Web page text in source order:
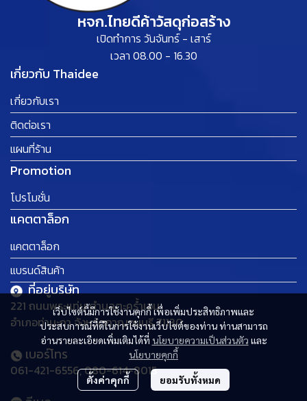
เว็บไซต์นี้มีการใช้งานคุกกี้ เพื่อเพิ่มประสิทธิภาพและ
ประสบการณ์ที่ดีในการใช้งานเว็บไซต์ของท่าน ท่านสามารถ
อ่านรายละเอียดเพิ่มเติมได้ที่ นโยบายความเป็นส่วนตัว และ
นโยบายคุกกี้
ตั้งค่าคุกกี้ ยอมรับทั้งหมด
หจก.ไทยดีค้าวัสดุก่อสร้าง
เปิดทำการ วันจันทร์ - เสาร์
เวลา 08.00 - 16.30
เกี่ยวกับ Thaidee
เกี่ยวกับเรา
ติดต่อเรา
แผนที่ร้าน
Promotion
โปรโมชั่น
แคตตาล็อก
แคตตาล็อก
แบรนด์สินค้า
ที่อยู่บริษัท
221 ถนนพระแท่น ตำบลตะคร้ำเอน
อำเภอท่ามะกา จังหวัดกาญจนบุรี 71130
เบอร์โทร
061-421-6556, 080-614-8015